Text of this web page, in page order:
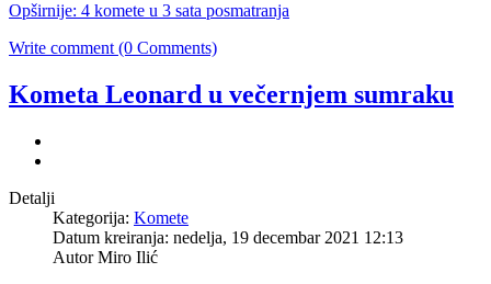
Opširnije: 4 komete u 3 sata posmatranja
Write comment (0 Comments)
Kometa Leonard u večernjem sumraku
Detalji
Kategorija: Komete
Datum kreiranja: nedelja, 19 decembar 2021 12:13
Autor Miro Ilić